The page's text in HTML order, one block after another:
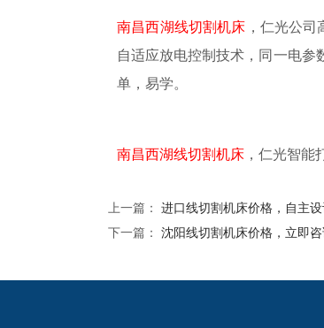
南昌西湖线切割机床 ，仁光公
自适应放电控制技术，同一电参
单，易学。
南昌西湖线切割机床 ，仁光智能
上一篇： 进口线切割机床价格，自主
下一篇： 沈阳线切割机床价格，立即